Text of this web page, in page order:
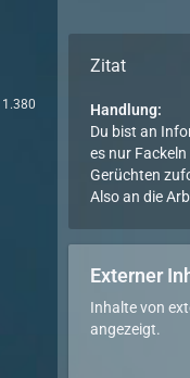
1.380
Zitat
Handlung:
Du bist an
es nur
Gerüchten
Also an die
Externer
Inhalte von
angezeigt.